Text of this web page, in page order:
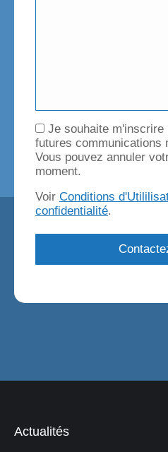
Consent
Je souhaite m'inscrire
futures communications
Vous pouvez annuler
moment.
Voir Conditions
confidentialité.
Actualités